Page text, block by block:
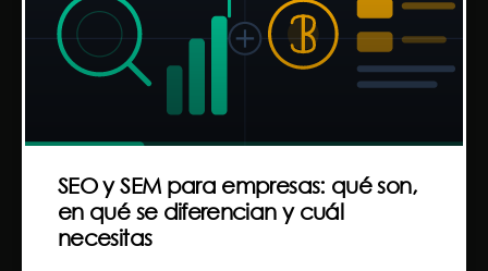
SEO y SEM para empresas: qué son,
en qué se diferencian y cuál
necesitas